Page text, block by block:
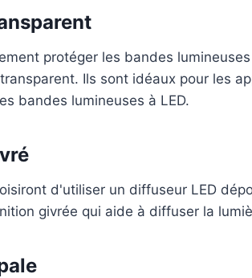
protéger les bandes
Ils sont idéaux pour les
bandes lumineuses à LED.
d'utiliser un diffuseur LED
givrée qui aide à diffuser la